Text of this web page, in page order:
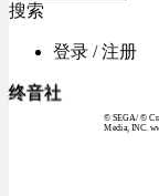
搜索
登录 / 注册
终音社
© SEGA / ©
Media, INC.